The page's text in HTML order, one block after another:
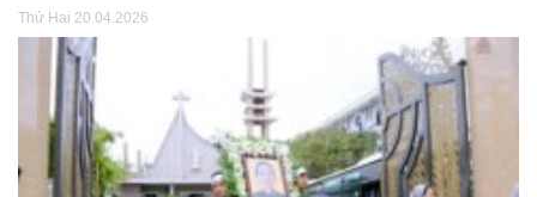
Thứ Hai 20.04.2026